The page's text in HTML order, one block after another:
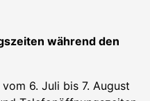
während den
6. Juli bis 7. August